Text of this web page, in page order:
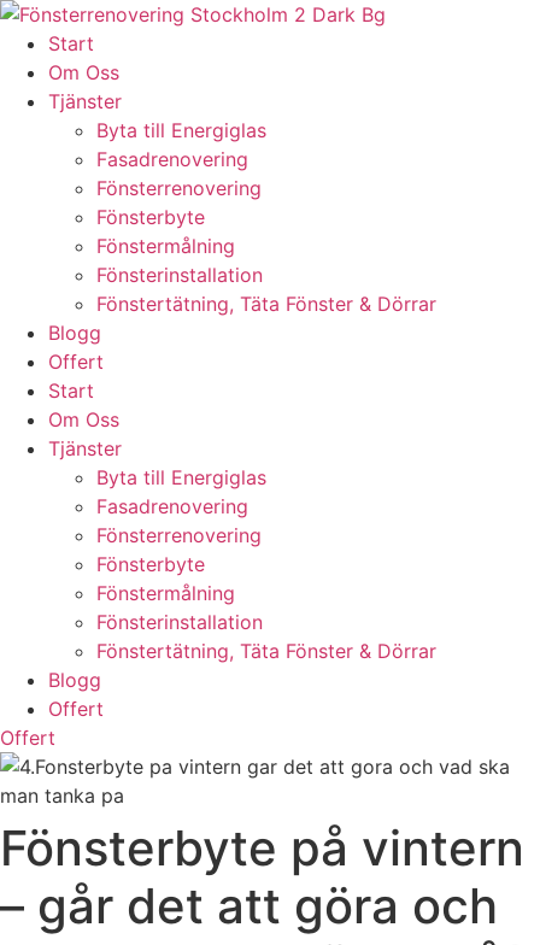
Skip
content
Start
Om Oss
Tjänster
Byta till Energiglas
Fasadrenovering
Fönsterrenovering
Fönsterbyte
Fönstermålning
Fönsterinstallation
Fönstertätning, Täta Fönster & Dörrar
Blogg
Offert
Start
Om Oss
Tjänster
Byta till Energiglas
Fasadrenovering
Fönsterrenovering
Fönsterbyte
Fönstermålning
Fönsterinstallation
Fönstertätning, Täta Fönster & Dörrar
Blogg
Offert
Offert
Fönsterbyte på vintern
– går det att göra och